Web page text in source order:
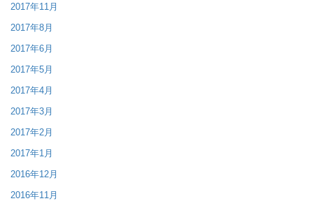
2017年11月
2017年8月
2017年6月
2017年5月
2017年4月
2017年3月
2017年2月
2017年1月
2016年12月
2016年11月